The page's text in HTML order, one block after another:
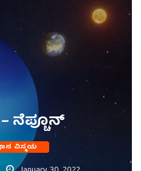
ನೆಪ್ಚೂನ್
ವಿಸ್ಮಯ